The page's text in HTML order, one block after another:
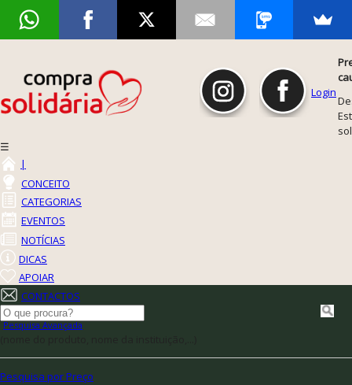
Login
☰
|
CONCEITO
CATEGORIAS
EVENTOS
NOTÍCIAS
DICAS
APOIAR
CONTACTOS
Pesquisa Avançada
Pesquisa por Preço